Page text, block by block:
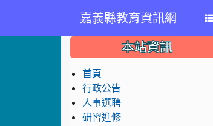
嘉義縣教育資訊網
::: 本站資訊
首頁
行政公告
人事選聘
研習進修